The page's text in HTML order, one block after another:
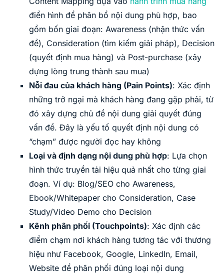
điển hình để phân bổ nội dung phù hợp, bao
gồm bốn giai đoạn: Awareness (nhận thức vấn
đề), Consideration (tìm kiếm giải pháp), Decision
(quyết định mua hàng) và Post-purchase (xây
dựng lòng trung thành sau mua)
Nỗi đau của khách hàng (Pain Points): Xác định
những trở ngại mà khách hàng đang gặp phải, từ
đó xây dựng chủ đề nội dung giải quyết đúng
vấn đề. Đây là yếu tố quyết định nội dung có
“chạm” được người đọc hay không
Loại và định dạng nội dung phù hợp: Lựa chọn
hình thức truyền tải hiệu quả nhất cho từng giai
đoạn. Ví dụ: Blog/SEO cho Awareness,
Ebook/Whitepaper cho Consideration, Case
Study/Video Demo cho Decision
Kênh phân phối (Touchpoints): Xác định các
điểm chạm nơi khách hàng tương tác với thương
hiệu như Facebook, Google, LinkedIn, Email,
Website để phân phối đúng loại nội dung